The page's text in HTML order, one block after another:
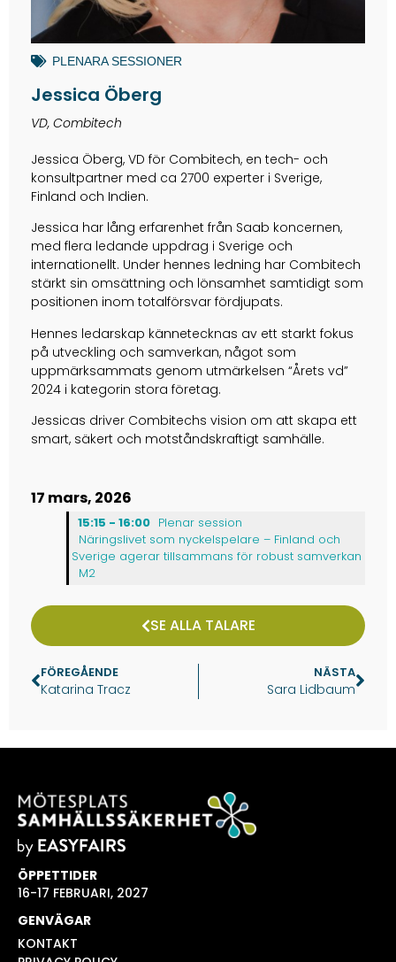
PLENARA SESSIONER
Jessica Öberg
VD, Combitech
Jessica Öberg, VD för Combitech, en tech- och
konsultpartner med ca 2700 experter i Sverige,
Finland och Indien.
Jessica har lång erfarenhet från Saab koncernen,
med flera ledande uppdrag i Sverige och
internationellt. Under hennes ledning har Combitech
stärkt sin omsättning och lönsamhet samtidigt som
positionen inom totalförsvar fördjupats.
Hennes ledarskap kännetecknas av ett starkt fokus
på utveckling och samverkan, något som
uppmärksammats genom utmärkelsen “Årets vd”
2024 i kategorin stora företag.
Jessicas driver Combitechs vision om att skapa ett
smart, säkert och motståndskraftigt samhälle.
17 mars, 2026
15:15 - 16:00 Plenar session
Näringslivet som nyckelspelare – Finland och
Sverige agerar tillsammans för robust samverkan
M2
SE ALLA TALARE
FÖREGÅENDE
Katarina Tracz
NÄSTA
Sara Lidbaum
ÖPPETTIDER
16-17 FEBRUARI, 2027
GENVÄGAR
KONTAKT